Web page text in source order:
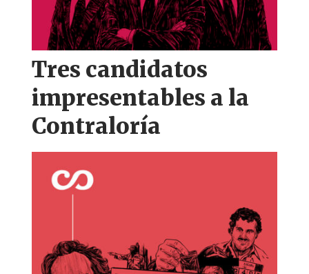
Tres candidatos
impresentables a la
Contraloría